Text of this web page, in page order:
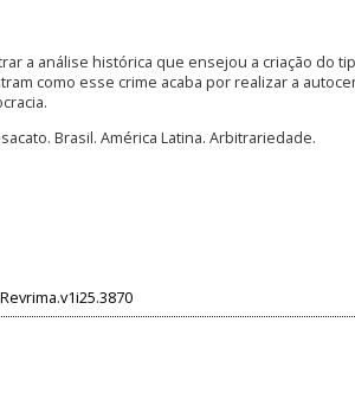
a análise histórica que ensejou a criação do
como esse crime acaba por realizar a
Brasil. América Latina. Arbitrariedade.